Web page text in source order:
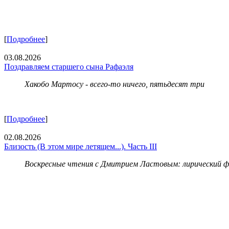
[Подробнее]
03.08.2026
Поздравляем старшего сына Рафаэля
Хакобо Мартосу - всего-то ничего, пятьдесят три
[Подробнее]
02.08.2026
Близость (В этом мире летящем...). Часть III
Воскресные чтения с Дмитрием Ластовым: лирический